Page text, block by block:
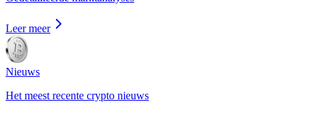
Leer meer
Nieuws
Het meest recente crypto nieuws